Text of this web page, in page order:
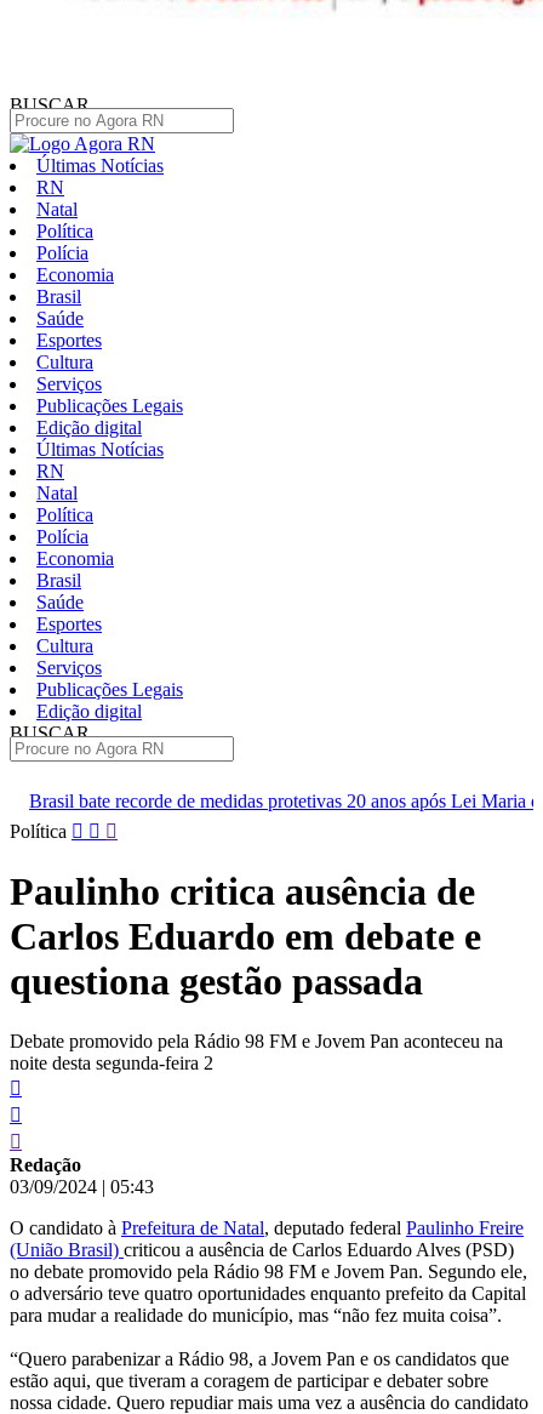
BUSCAR
Últimas Notícias
RN
Natal
Política
Polícia
Economia
Brasil
Saúde
Esportes
Cultura
Serviços
Publicações Legais
Edição digital
Últimas Notícias
RN
Natal
Política
Polícia
Economia
Brasil
Saúde
Esportes
Cultura
Serviços
Publicações Legais
Edição digital
BUSCAR
de medidas protetivas 20 anos após Lei Maria da Penha
Pular
conteúdo
Política
Paulinho critica ausência de
Carlos Eduardo em debate e
questiona gestão passada
Debate promovido pela Rádio 98 FM e Jovem Pan aconteceu na
noite desta segunda-feira 2
Redação
03/09/2024 | 05:43
O candidato à Prefeitura de Natal, deputado federal Paulinho Freire
(União Brasil) criticou a ausência de Carlos Eduardo Alves (PSD)
no debate promovido pela Rádio 98 FM e Jovem Pan. Segundo ele,
o adversário teve quatro oportunidades enquanto prefeito da Capital
para mudar a realidade do município, mas “não fez muita coisa”.
“Quero parabenizar a Rádio 98, a Jovem Pan e os candidatos que
estão aqui, que tiveram a coragem de participar e debater sobre
nossa cidade. Quero repudiar mais uma vez a ausência do candidato